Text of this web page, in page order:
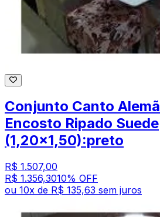
Conjunto Canto
Encosto Ripado Suede
(1,20x1,50):preto
R$ 1.507,00
R$ 1.356,3010% OFF
ou 10x de R$ 135,63 sem juros